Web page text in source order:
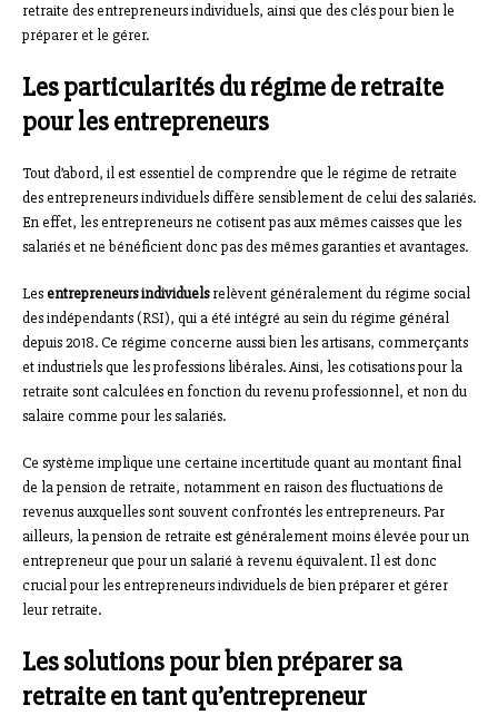
retraite des entrepreneurs individuels, ainsi que des clés pour bien le
préparer et le gérer.
Les particularités du régime de retraite
pour les entrepreneurs
Tout d’abord, il est essentiel de comprendre que le régime de retraite
des entrepreneurs individuels diffère sensiblement de celui des salariés.
En effet, les entrepreneurs ne cotisent pas aux mêmes caisses que les
salariés et ne bénéficient donc pas des mêmes garanties et avantages.
Lesentrepreneurs individuelsrelèvent généralement du régime social
des indépendants (RSI), qui a été intégré au sein du régime général
depuis 2018. Ce régime concerne aussi bien les artisans, commerçants
et industriels que les professions libérales. Ainsi, les cotisations pour la
retraite sont calculées en fonction du revenu professionnel, et non du
salaire comme pour les salariés.
Ce système implique une certaine incertitude quant au montant final
de la pension de retraite, notamment en raison des fluctuations de
revenus auxquelles sont souvent confrontés les entrepreneurs. Par
ailleurs, la pension de retraite est généralement moins élevée pour un
entrepreneur que pour un salarié à revenu équivalent. Il est donc
crucial pour les entrepreneurs individuels de bien préparer et gérer
leur retraite.
Les solutions pour bien préparer sa
retraite en tant qu’entrepreneur